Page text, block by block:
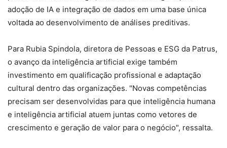
adoção de IA e integração de dados em uma base única
voltada ao desenvolvimento de análises preditivas.
Para Rubia Spindola, diretora de Pessoas e ESG da Patrus,
o avanço da inteligência artificial exige também
investimento em qualificação profissional e adaptação
cultural dentro das organizações. "Novas competências
precisam ser desenvolvidas para que inteligência humana
e inteligência artificial atuem juntas como vetores de
crescimento e geração de valor para o negócio", ressalta.